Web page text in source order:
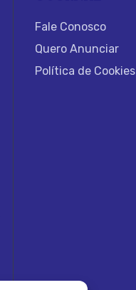
Fale Conosco
Quero Anunciar
Política de Cookies